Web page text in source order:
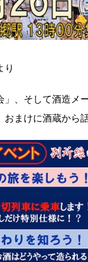
り
」、そして酒造メ
まけに酒蔵から